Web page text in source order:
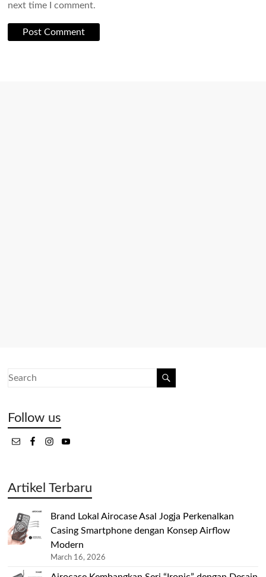
next time I comment.
Follow us
Artikel Terbaru
Brand Lokal Airocase Asal Jogja Perkenalkan
Casing Smartphone dengan Konsep Airflow
Modern
March 16, 2026